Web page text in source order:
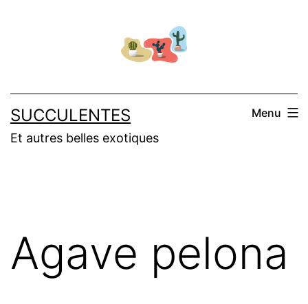
SUCCULENTES
Et autres belles exotiques
Menu
Agave pelona